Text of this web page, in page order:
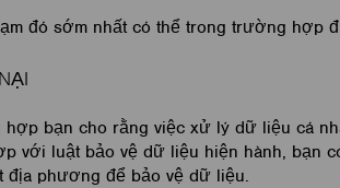
đó sớm nhất có thể trong trường
bạn cho rằng việc xử lý dữ liệu cá
với luật bảo vệ dữ liệu hiện hành, bạn
địa phương để bảo vệ dữ liệu.